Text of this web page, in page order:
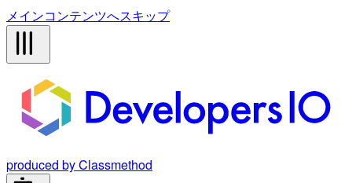
メインコンテンツへスキップ
produced by Classmethod